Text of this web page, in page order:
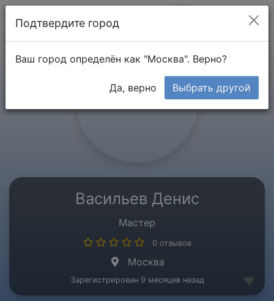
Васильев Денис
Мастер
0 отзывов
Москва
Зарегистрирован 9 месяцев назад
Подтвердите город
Ваш город определён как "Москва". Верно?
Да, верно Выбрать другой